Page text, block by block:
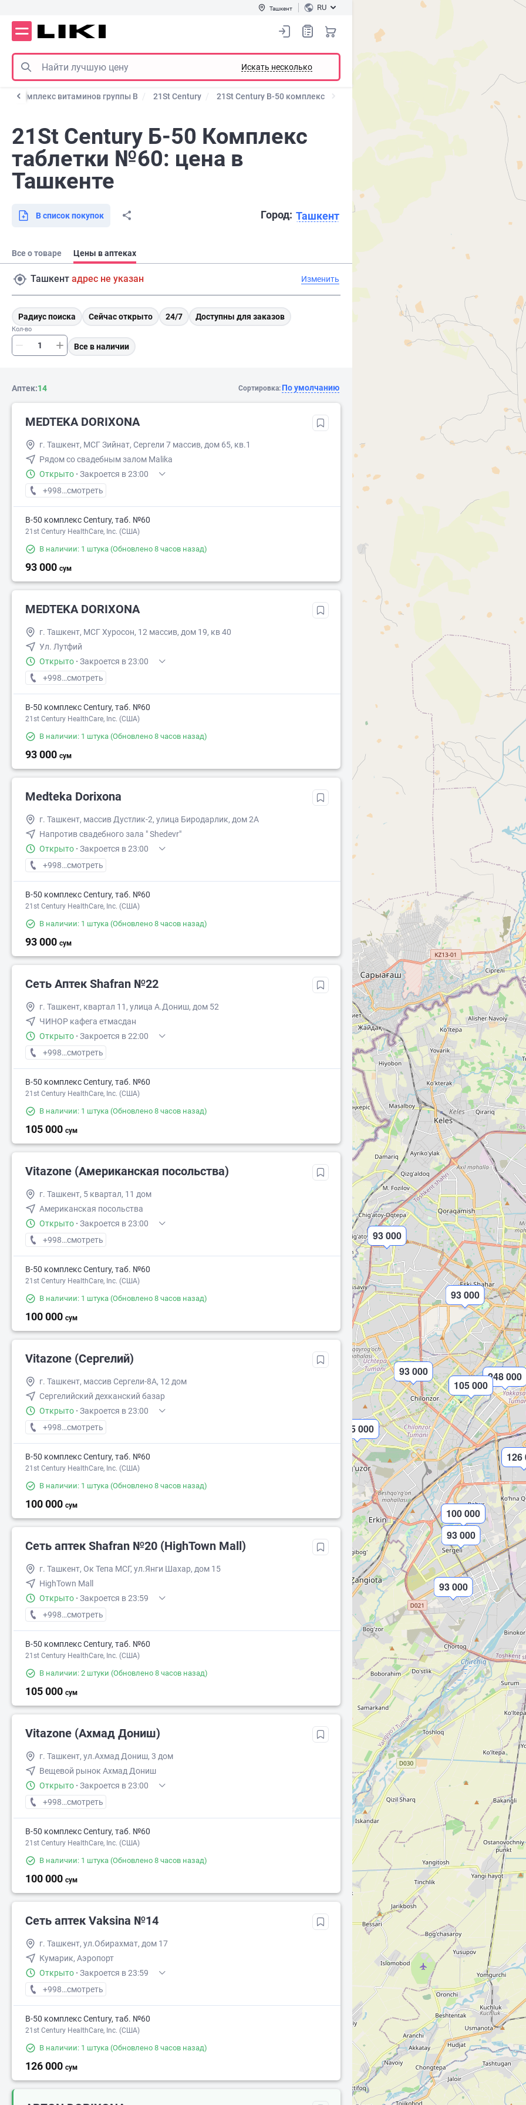
Ташкент RU
Искать несколько
Комплекс витаминов группы B 21St Century 21St Century B-50 комплекс
21St Century Б-50 Комплекс
таблетки №60: цена в
Ташкенте
Город: Ташкент
В список покупок
Все о товаре Цены в аптеках
Ташкент адрес не указан Изменить
Радиус поиска Сейчас открыто 24/7 Доступны для заказов
Кол-во
Все в наличии
Аптек:14 Сортировка: По умолчанию
MEDTEKA DORIXONA
г. Ташкент, МСГ Зийнат, Сергели 7 массив, дом 65, кв.1
Рядом со свадебным залом Malika
Открыто · Закроется в 23:00
+998 (90) XXX-XX-XX
смотреть
В-50 комплекс Century, таб. №60
21st Century HealthCare, Inc. (США)
В наличии: 1 штука (Обновлено 8 часов назад)
93 000 сум
MEDTEKA DORIXONA
г. Ташкент, МСГ Хуросон, 12 массив, дом 19, кв 40
Ул. Лутфий
Открыто · Закроется в 23:00
+998 (91) XXX-XX-XX
смотреть
В-50 комплекс Century, таб. №60
21st Century HealthCare, Inc. (США)
В наличии: 1 штука (Обновлено 8 часов назад)
93 000 сум
Medteka Dorixona
г. Ташкент, массив Дустлик-2, улица Биродарлик, дом 2А
Напротив свадебного зала " Shedevr"
Открыто · Закроется в 23:00
+998 (90) XXX-XX-XX
смотреть
В-50 комплекс Century, таб. №60
21st Century HealthCare, Inc. (США)
В наличии: 1 штука (Обновлено 8 часов назад)
93 000 сум
Сеть Аптек Shafran №22
г. Ташкент, квартал 11, улица А.Дониш, дом 52
ЧИНОР кафега етмасдан
Открыто · Закроется в 22:00
+998 (99) XXX-XX-XX
смотреть
В-50 комплекс Century, таб. №60
21st Century HealthCare, Inc. (США)
В наличии: 1 штука (Обновлено 8 часов назад)
105 000 сум
Vitazone (Американская посольства)
г. Ташкент, 5 квартал, 11 дом
Американская посольства
Открыто · Закроется в 23:00
+998 (78) XXX-XX-XX
смотреть
В-50 комплекс Century, таб. №60
21st Century HealthCare, Inc. (США)
В наличии: 1 штука (Обновлено 8 часов назад)
100 000 сум
Vitazone (Сергелий)
г. Ташкент, массив Сергели-8А, 12 дом
Сергелийский дехканский базар
Открыто · Закроется в 23:00
+998 (78) XXX-XX-XX
смотреть
В-50 комплекс Century, таб. №60
21st Century HealthCare, Inc. (США)
В наличии: 1 штука (Обновлено 8 часов назад)
100 000 сум
Сеть аптек Shafran №20 (HighTown Mall)
г. Ташкент, Ок Тепа МСГ, ул.Янги Шахар, дом 15
HighTown Mall
Открыто · Закроется в 23:59
+998 (95) XXX-XX-XX
смотреть
В-50 комплекс Century, таб. №60
21st Century HealthCare, Inc. (США)
В наличии: 2 штуки (Обновлено 8 часов назад)
105 000 сум
Vitazone (Ахмад Дониш)
г. Ташкент, ул.Ахмад Дониш, 3 дом
Вещевой рынок Ахмад Дониш
Открыто · Закроется в 23:00
+998 (78) XXX-XX-XX
смотреть
В-50 комплекс Century, таб. №60
21st Century HealthCare, Inc. (США)
В наличии: 1 штука (Обновлено 8 часов назад)
100 000 сум
Сеть аптек Vaksina №14
г. Ташкент, ул.Обирахмат, дом 17
Кумарик, Аэропорт
Открыто · Закроется в 23:59
+998 (77) XXX-XX-XX
смотреть
В-50 комплекс Century, таб. №60
21st Century HealthCare, Inc. (США)
В наличии: 1 штука (Обновлено 8 часов назад)
126 000 сум
105 000
126
105 000
93 000
100 000
93 000
93 000
93 000
93 000 248 000
105 000